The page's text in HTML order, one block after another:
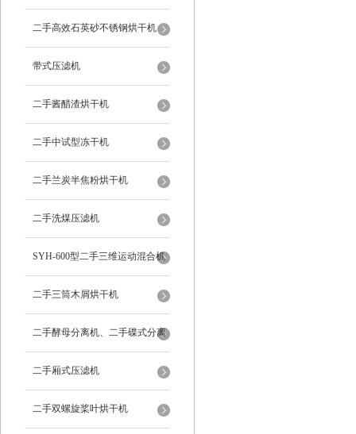
二手高效石英砂不锈钢烘干机
带式压滤机
二手酱醋渣烘干机
二手中试型冻干机
二手兰炭半焦粉烘干机
二手洗煤压滤机
SYH-600型二手三维运动混合机
二手三筒木屑烘干机
二手酵母分离机、二手碟式分离
机
二手厢式压滤机
二手双螺旋桨叶烘干机